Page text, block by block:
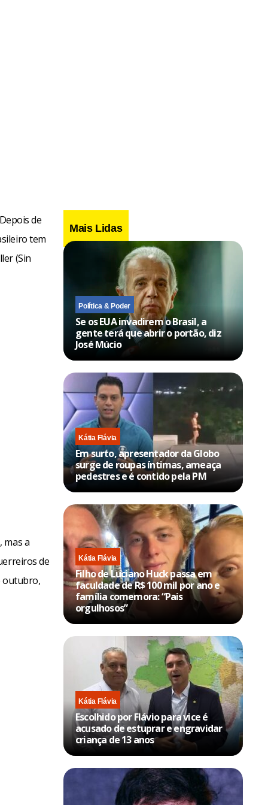
de
tem
(Sin
mas a
de
outubro,
Mais Lidas
Política & Poder
Se os EUA invadirem o Brasil, a
gente terá que abrir o portão, diz
José Múcio
Kátia Flávia
Em surto, apresentador da Globo
surge de roupas íntimas, ameaça
pedestres e é contido pela PM
Kátia Flávia
Filho de Luciano Huck passa em
faculdade de R$ 100 mil por ano e
família comemora: “Pais
orgulhosos”
Kátia Flávia
Escolhido por Flávio para vice é
acusado de estuprar e engravidar
criança de 13 anos